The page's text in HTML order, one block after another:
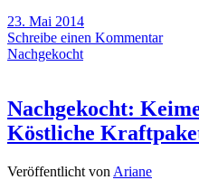
23. Mai 2014
Schreibe einen Kommentar
Nachgekocht
Nachgekocht:
Köstliche
Veröffentlicht von Ariane